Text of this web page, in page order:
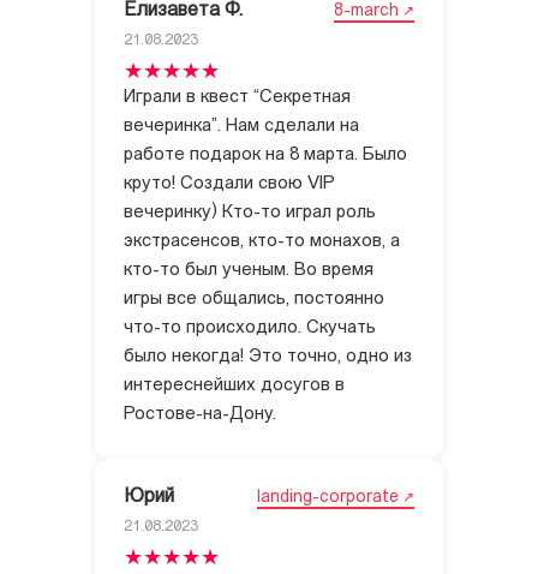
Елизавета Ф. 8-march
21.08.2023
Играли в квест “Секретная
вечеринка”. Нам сделали на
работе подарок на 8 марта. Было
круто! Создали свою VIP
вечеринку) Кто-то играл роль
экстрасенсов, кто-то монахов, а
кто-то был ученым. Во время
игры все общались, постоянно
что-то происходило. Скучать
было некогда! Это точно, одно из
интереснейших досугов в
Ростове-на-Дону.
Юрий landing-corporate
21.08.2023